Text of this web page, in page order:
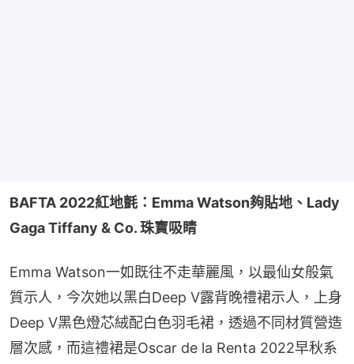
BAFTA 2022紅地氈：Emma Watson夠貼地、Lady
Gaga Tiffany & Co. 珠寶吸睛
Emma Watson一如既往不走華麗風，以最仙女般氣
質示人，今次她以黑白Deep V露背晚禮裙示人，上身
Deep V黑色燈芯絨配白色羽毛裙，透過不同材質營造
層次感，而這禮裙是Oscar de la Renta 2022早秋系